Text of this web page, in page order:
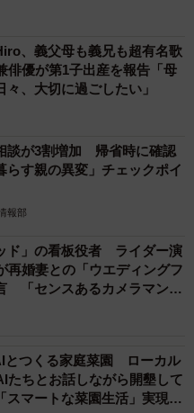
、義父母も義兄も超有名歌
俳優が第1子出産を報告「母
、大切に過ごしたい」
談が3割増加 帰省時に確認
らす親の異変」チェックポイ
報部
ド」の看板役者 ライダー演
再婚妻との「ウエディングフ
「センスあるカメラマン求
とつくる家庭菜園 ローカル
たちとお話しながら開墾して
マートな菜園生活」実現な